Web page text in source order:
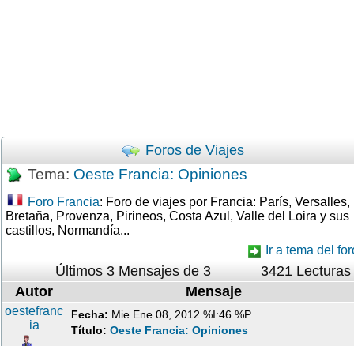
Foros de Viajes
Tema: Oeste Francia: Opiniones
Foro Francia: Foro de viajes por Francia: París, Versalles,
Bretaña, Provenza, Pirineos, Costa Azul, Valle del Loira y sus
castillos, Normandía...
Ir a tema del
Últimos 3 Mensajes de 3
3421 Lecturas
Autor
Mensaje
oestefranc
ia
Fecha: Mie Ene 08, 2012 %I:46 %P
Título: Oeste Francia: Opiniones